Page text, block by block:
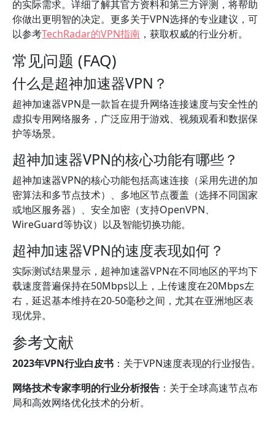
的实际需求。详细了解其官方资料和第三方评测，将帮助
你做出更明智的决定。更多关于VPN选择的专业建议，可
以参考TechRadar的VPN指南 ，获取权威的行业分析。
常见问题 (FAQ)
什么是超神加速器VPN？
超神加速器VPN是一款旨在提升网络连接速度与安全性的
虚拟专用网络服务，广泛应用于游戏、视频观看和数据保
护等场景。
超神加速器VPN的核心功能有哪些？
超神加速器VPN的核心功能包括高速连接（采用先进的加
密算法和多节点技术）、多地区节点覆盖（选择不同国家
或地区服务器）、安全加密（支持OpenVPN、
WireGuard等协议）以及智能切换功能。
超神加速器VPN的速度表现如何？
实际测试结果显示，超神加速器VPN在不同地区的平均下
载速度普遍保持在50Mbps以上，上传速度在20Mbps左
右，延迟基本维持在20-50毫秒之间，尤其在亚洲地区表
现优异。
参考文献
2023年VPN行业白皮书 ：关于VPN速度表现的行业报告。
网络技术专家李明的行业分析报告 ：关于全球高速节点布
局和高效网络优化技术的分析。